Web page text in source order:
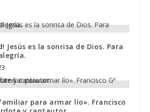
Jesús es la sonrisa de Dios. Para
para armar lío». Francisco